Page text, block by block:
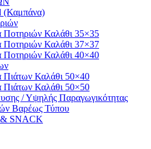
(Καμπάνα)
Ποτηριών Καλάθι 35×35
Ποτηριών Καλάθι 37×37
Ποτηριών Καλάθι 40×40
Πιάτων Καλάθι 50×40
Πιάτων Καλάθι 50×50
/ Υψηλής Παραγωγικότητας
Βαρέως Τύπου
SNACK